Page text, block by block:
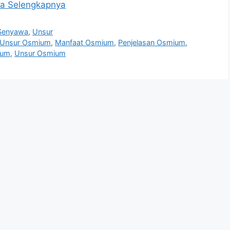
Selengkapnya
, Unsur
Osmium, Manfaat Osmium, Penjelasan Osmium,
, Unsur Osmium